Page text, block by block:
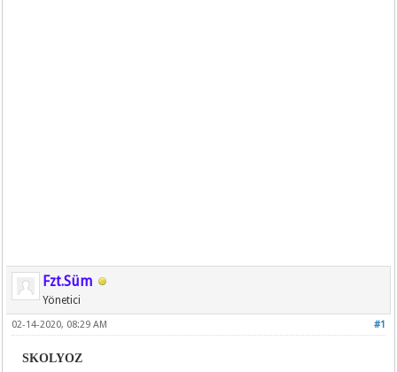
Fzt.Süm
Yönetici
#1
02-14-2020, 08:29 AM
SKOLYOZ